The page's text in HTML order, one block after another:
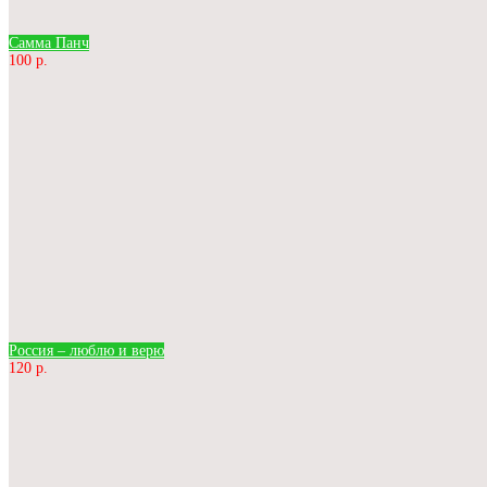
Самма Панч
100 р.
Россия – люблю и верю
120 р.